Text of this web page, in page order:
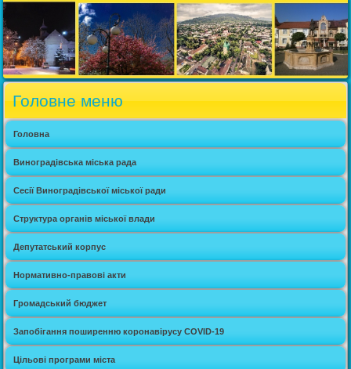
Головне меню
Головна
Виноградівська міська рада
Сесії Виноградівської міської ради
Структура органів міської влади
Депутатський корпус
Нормативно-правові акти
Громадський бюджет
Запобігання поширенню коронавірусу COVID-19
Цільові програми міста